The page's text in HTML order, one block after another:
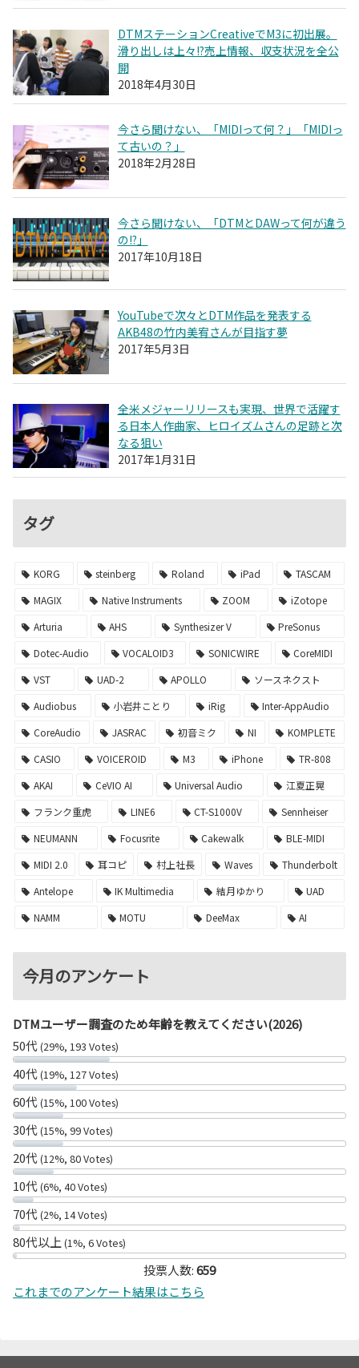
DTMステーションCreativeでM3に初出展。
滑り出しは上々!?売上情報、収支状況を全公
開
2018年4月30日
今さら聞けない、「MIDIって何？」「MIDIっ
て古いの？」
2018年2月28日
今さら聞けない、「DTMとDAWって何が違う
の!?」
2017年10月18日
YouTubeで次々とDTM作品を発表する
AKB48の竹内美宥さんが目指す夢
2017年5月3日
全米メジャーリリースも実現、世界で活躍す
る日本人作曲家、ヒロイズムさんの足跡と次
なる狙い
2017年1月31日
タグ
KORG steinberg Roland iPad
TASCAM
MAGIX
Native Instruments ZOOM
iZotope
Arturia
AHS Synthesizer V
PreSonus
Dotec-Audio
VOCALOID3 SONICWIRE
CoreMIDI
VST
UAD-2 APOLLO
ソースネクスト
Audiobus
小岩井ことり iRig
Inter-AppAudio
CoreAudio
JASRAC 初音ミク NI
KOMPLETE
CASIO
VOICEROID M3 iPhone
TR-808
AKAI
CeVIO AI Universal Audio
江夏正晃
フランク重虎
LINE6 CT-S1000V
Sennheiser
NEUMANN
Focusrite Cakewalk
BLE-MIDI
MIDI 2.0
耳コピ 村上社長 Waves
Thunderbolt
Antelope
IK Multimedia 結月ゆかり
UAD
NAMM
MOTU DeeMax AI
今月のアンケート
DTMユーザー調査のため年齢を教えてください(2026)
50代(29%, 193 Votes)
40代(19%, 127 Votes)
60代(15%, 100 Votes)
30代(15%, 99 Votes)
20代(12%, 80 Votes)
10代(6%, 40 Votes)
70代(2%, 14 Votes)
80代以上 (1%, 6 Votes)
投票人数:659
これまでのアンケート結果はこちら